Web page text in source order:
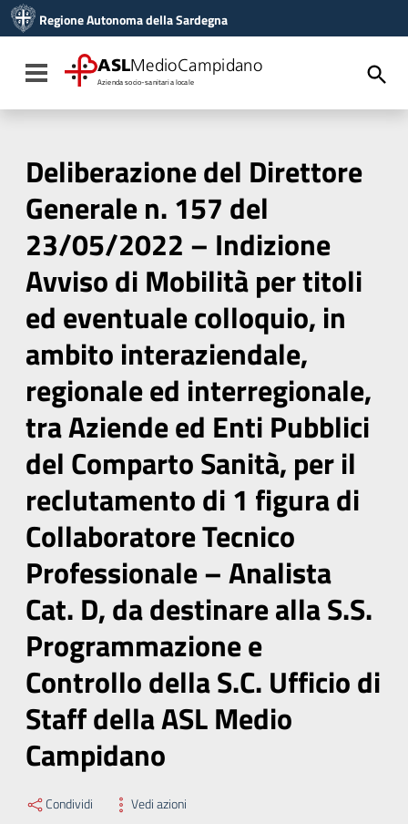
Vai al menu di navigazione
Vai al footer
Regione Autonoma della Sardegna
Toggle navigation
ASLMedioCampidano
Azienda socio-sanitaria locale
Deliberazione del Direttore
Generale n. 157 del
23/05/2022 – Indizione
Avviso di Mobilità per titoli
ed eventuale colloquio, in
ambito interaziendale,
regionale ed interregionale,
tra Aziende ed Enti Pubblici
del Comparto Sanità, per il
reclutamento di 1 figura di
Collaboratore Tecnico
Professionale – Analista
Cat. D, da destinare alla S.S.
Programmazione e
Controllo della S.C. Ufficio di
Staff della ASL Medio
Campidano
Condividi Vedi azioni